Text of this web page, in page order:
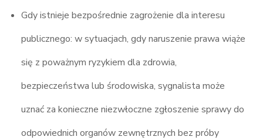
Gdy istnieje bezpośrednie zagrożenie dla interesu
publicznego: w sytuacjach, gdy naruszenie prawa wiąże
się z poważnym ryzykiem dla zdrowia,
bezpieczeństwa lub środowiska, sygnalista może
uznać za konieczne niezwłoczne zgłoszenie sprawy do
odpowiednich organów zewnętrznych bez próby